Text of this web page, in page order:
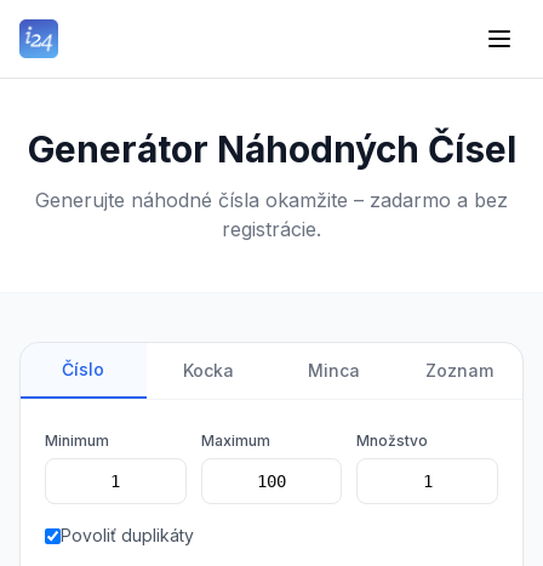
Generátor Náhodných Čísel
Generujte náhodné čísla okamžite – zadarmo a bez
registrácie.
Číslo Kocka Minca Zoznam
Minimum Maximum Množstvo
Povoliť duplikáty